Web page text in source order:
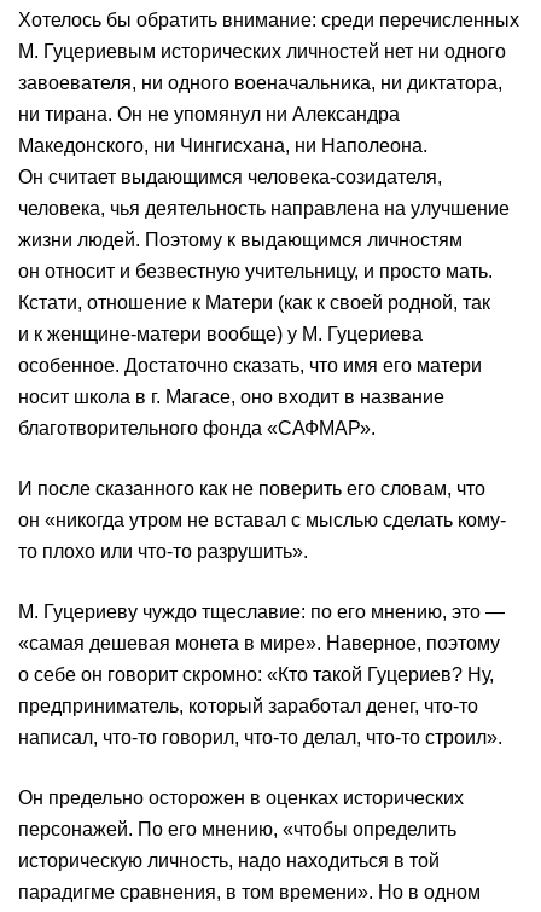
Хотелось бы обратить внимание: среди перечисленных
М. Гуцериевым исторических личностей нет ни одного
завоевателя, ни одного военачальника, ни диктатора,
ни тирана. Он не упомянул ни Александра
Македонского, ни Чингисхана, ни Наполеона.
Он считает выдающимся человека-созидателя,
человека, чья деятельность направлена на улучшение
жизни людей. Поэтому к выдающимся личностям
он относит и безвестную учительницу, и просто мать.
Кстати, отношение к Матери (как к своей родной, так
и к женщине-матери вообще) у М. Гуцериева
особенное. Достаточно сказать, что имя его матери
носит школа в г. Магасе, оно входит в название
благотворительного фонда «САФМАР».
И после сказанного как не поверить его словам, что
он «никогда утром не вставал с мыслью сделать кому-
то плохо или что-то разрушить».
М. Гуцериеву чуждо тщеславие: по его мнению, это —
«самая дешевая монета в мире». Наверное, поэтому
о себе он говорит скромно: «Кто такой Гуцериев? Ну,
предприниматель, который заработал денег, что-то
написал, что-то говорил, что-то делал, что-то строил».
Он предельно осторожен в оценках исторических
персонажей. По его мнению, «чтобы определить
историческую личность, надо находиться в той
парадигме сравнения, в том времени». Но в одном